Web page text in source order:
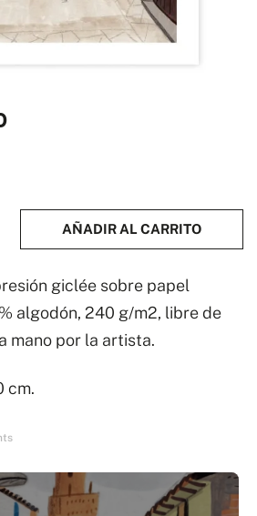
AÑADIR AL CARRITO
giclée sobre papel
algodón, 240 g/m2, libre de
mano por la artista.
cm.